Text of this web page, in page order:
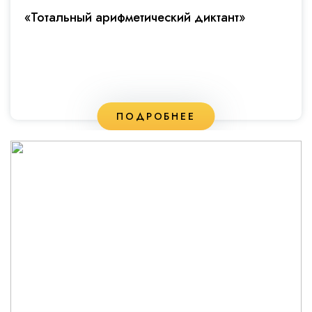
«Тотальный арифметический диктант»
ПОДРОБНЕЕ